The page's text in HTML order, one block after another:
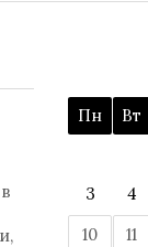
Пн
Вт
3
4
10
11